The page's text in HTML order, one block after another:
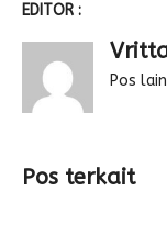
EDITOR :
Pos
Pos terkait